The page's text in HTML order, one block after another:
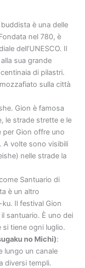
è una delle
nel 780, è
dell’UNESCO. Il
sua grande
di pilastri.
sulla città
Gion è famosa
le strade strette e le
per Gion offre uno
A volte sono visibili
nelle strade la
Santuario di
è un altro
Il festival Gion
santuario. È uno dei
tiene ogni luglio.
no Michi):
lungo un canale
diversi templi.